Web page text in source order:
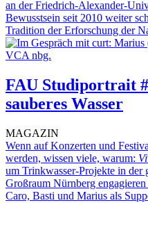
an der Friedrich-Alexander-
Bewusstsein seit 2010 weiter
Tradition der Erforschung der
FAU Studiportrait
sauberes Wasser
MAGAZIN
Wenn auf Konzerten und
werden, wissen viele, warum:
um Trinkwasser-Projekte in der
Großraum Nürnberg
Caro, Basti und Marius als